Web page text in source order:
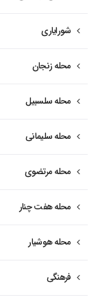
شورایاری
محله زنجان
محله سلسبیل
محله سلیمانی
محله مرتضوی
محله هفت چنار
محله هوشیار
فرهنگی